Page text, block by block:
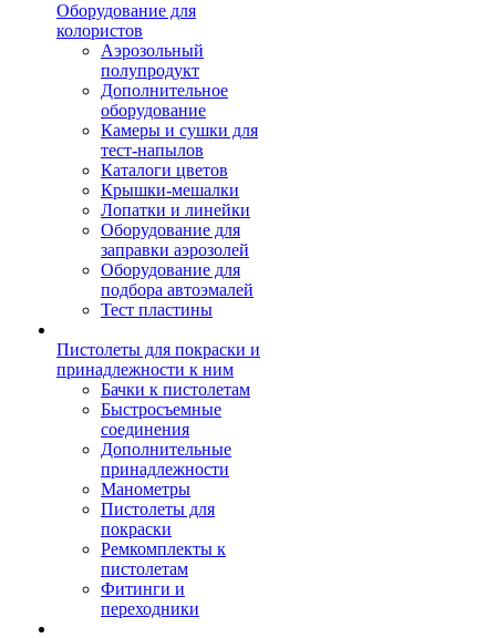
Оборудование для
колористов
Аэрозольный
полупродукт
Дополнительное
оборудование
Камеры и сушки для
тест-напылов
Каталоги цветов
Крышки-мешалки
Лопатки и линейки
Оборудование для
заправки аэрозолей
Оборудование для
подбора автоэмалей
Тест пластины
Пистолеты для покраски и
принадлежности к ним
Бачки к пистолетам
Быстросъемные
соединения
Дополнительные
принадлежности
Манометры
Пистолеты для
покраски
Ремкомплекты к
пистолетам
Фитинги и
переходники